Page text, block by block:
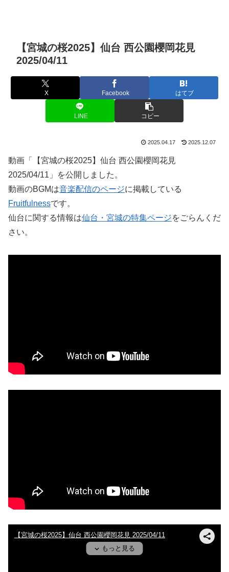
【宮城の桜2025】仙台 西公園櫻岡花見
2025/04/11
X Facebook はてブ
LINE コピー
2025.04.17 2025.12.07
動画「【宮城の桜2025】仙台 西公園櫻岡花見
2025/04/11」を公開しました。
動画のBGMは音楽配信のページに掲載している
Fruitfulnessです。
仙台に関する情報は仙台・宮城の特集ページをごらんくだ
さい。